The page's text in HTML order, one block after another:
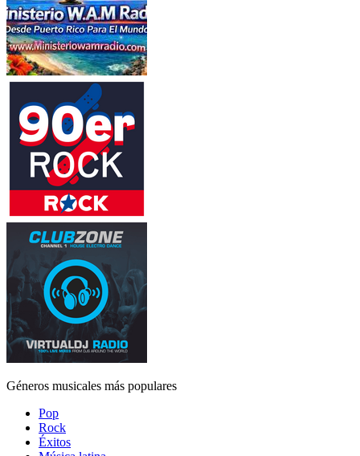
Géneros musicales más populares
Pop
Rock
Éxitos